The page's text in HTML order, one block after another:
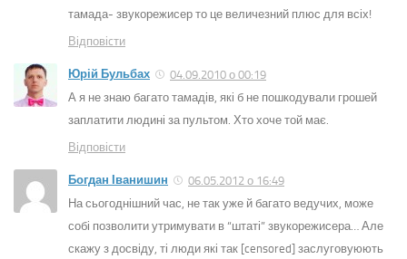
тамада- звукорежисер то це величезний плюс для всіх!
Відповіcти
Юрій Бульбах
04.09.2010 о 00:19
А я не знаю багато тамадів, які б не пошкодували грошей
заплатити людині за пультом. Хто хоче той має.
Відповіcти
Богдан Іванишин
06.05.2012 о 16:49
На сьогоднішний час, не так уже й багато ведучих, може
собі позволити утримувати в “штаті” звукорежисера… Але
скажу з досвіду, ті люди які так [censored] заслуговуюють